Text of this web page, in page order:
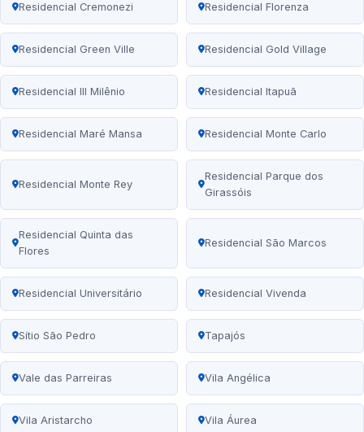
Residencial Cremonezi Residencial Florenza
Residencial Green Ville Residencial Gold Village
Residencial III Milênio Residencial Itapuã
Residencial Maré Mansa Residencial Monte Carlo
Residencial Monte Rey
Residencial Parque dos
Girassóis
Residencial Quinta das
Flores
Residencial São Marcos
Residencial Universitário Residencial Vivenda
Sítio São Pedro Tapajós
Vale das Parreiras Vila Angélica
Vila Aristarcho Vila Áurea